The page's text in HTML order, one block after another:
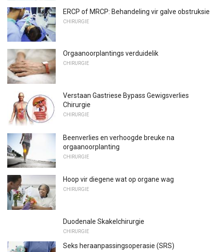
ERCP of MRCP: Behandeling vir galve obstruksie
CHIRURGIE
Orgaanoorplantings verduidelik
CHIRURGIE
Verstaan ​​Gastriese Bypass Gewigsverlies
Chirurgie
CHIRURGIE
Beenverlies en verhoogde breuke na
orgaanoorplanting
CHIRURGIE
Hoop vir diegene wat op organe wag
CHIRURGIE
Duodenale Skakelchirurgie
CHIRURGIE
Seks heraanpassingsoperasie (SRS)